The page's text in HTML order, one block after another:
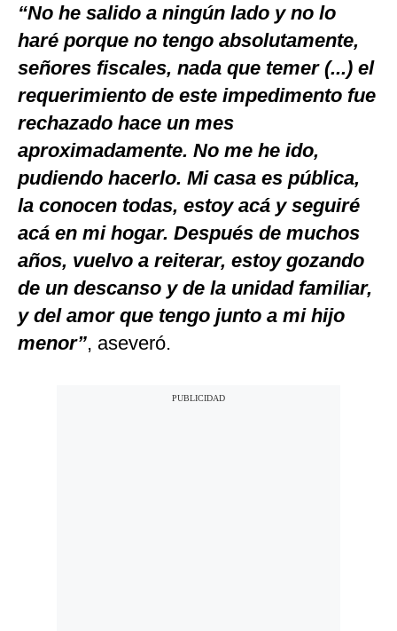
“No he salido a ningún lado y no lo
haré porque no tengo absolutamente,
señores fiscales, nada que temer (...) el
requerimiento de este impedimento fue
rechazado hace un mes
aproximadamente. No me he ido,
pudiendo hacerlo. Mi casa es pública,
la conocen todas, estoy acá y seguiré
acá en mi hogar. Después de muchos
años, vuelvo a reiterar, estoy gozando
de un descanso y de la unidad familiar,
y del amor que tengo junto a mi hijo
menor”, aseveró.